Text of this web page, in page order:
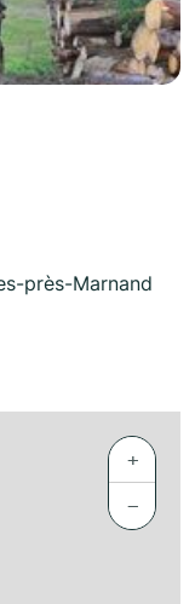
près-Marnand
+
−